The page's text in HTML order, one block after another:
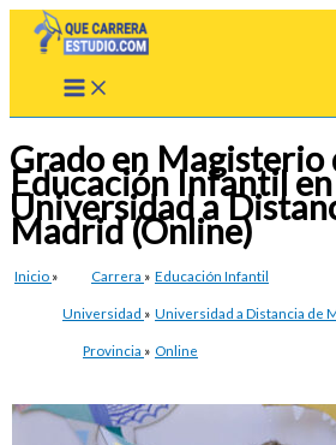
Grado en Magisterio
Educación Infantil
Universidad a
Madrid (Online)
Inicio » Carrera » Educación Infantil
Universidad » Universidad a Distancia de
Provincia » Online